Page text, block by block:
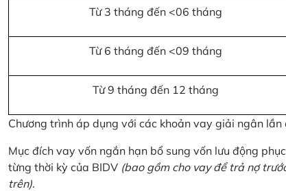
Từ 3 tháng đến <06 tháng
Từ 6 tháng đến <09 tháng
Từ 9 tháng đến 12 tháng
Chương trình áp dụng với các khoản vay giải ngân
Mục đích vay vốn ngắn hạn bổ sung vốn lưu động
từng thời kỳ của BIDV (bao gồm cho vay để trả nợ
trên).